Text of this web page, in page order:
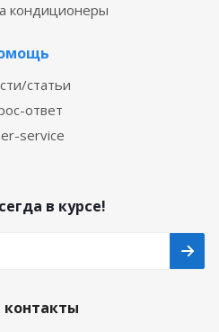
кондиционеры
статьи
ответ
service
в курсе!